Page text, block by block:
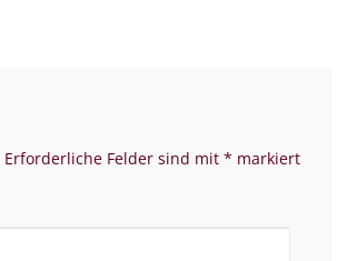
Erforderliche Felder sind mit * markiert